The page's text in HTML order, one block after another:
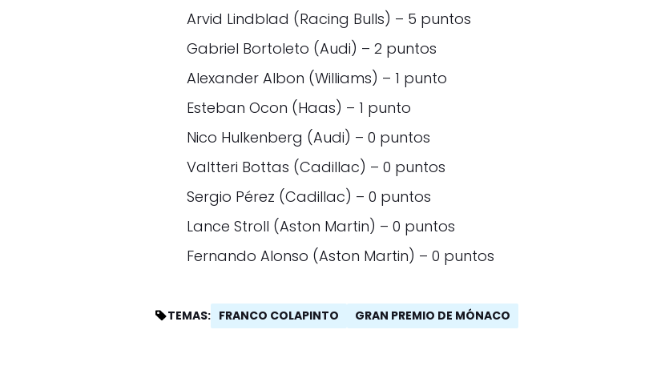
Arvid Lindblad (Racing Bulls) – 5 puntos
Gabriel Bortoleto (Audi) – 2 puntos
Alexander Albon (Williams) – 1 punto
Esteban Ocon (Haas) – 1 punto
Nico Hulkenberg (Audi) – 0 puntos
Valtteri Bottas (Cadillac) – 0 puntos
Sergio Pérez (Cadillac) – 0 puntos
Lance Stroll (Aston Martin) – 0 puntos
Fernando Alonso (Aston Martin) – 0 puntos
TEMAS: FRANCO COLAPINTO GRAN PREMIO DE MÓNACO